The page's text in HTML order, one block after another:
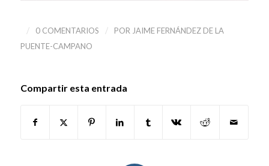
/ 0 COMENTARIOS / POR JAIME FERNÁNDEZ DE LA
PUENTE-CAMPANO
Compartir esta entrada